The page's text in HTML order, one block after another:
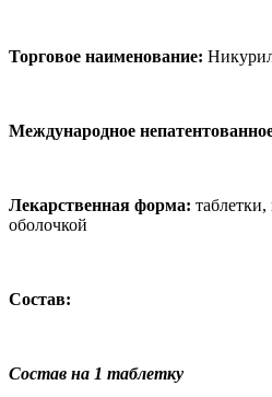
Торговое наименование:
Международное
Лекарственная форма:
оболочкой
Состав:
Состав на 1 таблетку